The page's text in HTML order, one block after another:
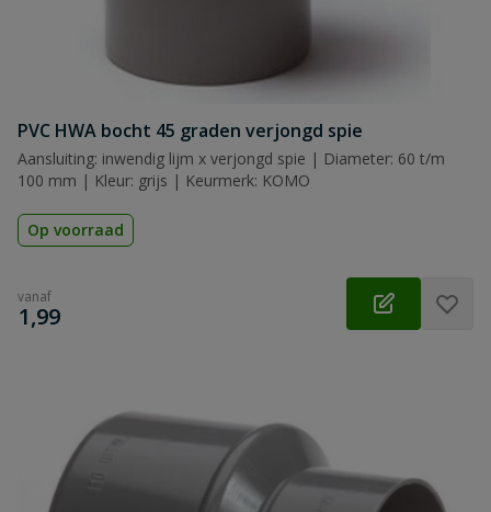
PVC HWA bocht 45 graden verjongd spie
Aansluiting: inwendig lijm x verjongd spie | Diameter: 60 t/m
100 mm | Kleur: grijs | Keurmerk: KOMO
Op voorraad
vanaf
€
1,99